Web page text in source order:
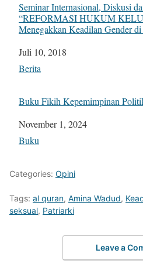
Seminar Internasional, Diskusi
“REFORMASI HUKUM
Menegakkan Keadilan Gender
Tanggal
Juli 10, 2018
Sehubungan dengan
Berita
Buku Fikih Kepemimpinan
Tanggal
November 1, 2024
Sehubungan dengan
Buku
Categories: Opini
Tags: al quran, Amina Wadud,
seksual, Patriarki
Leave a